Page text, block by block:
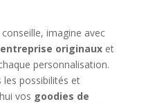
conseille, imagine avec
originauxet
personnalisation.
possibilités et
vos goodies de